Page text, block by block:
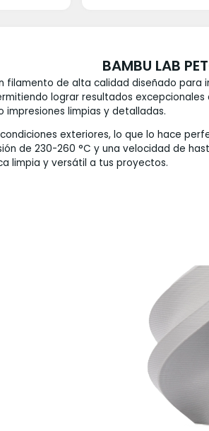
BAMBU LAB
filamento de alta calidad diseñado para
lograr resultados
impresiones limpias y detalladas.
condiciones exteriores, lo que lo hace
de 230-260 °C y una velocidad de
limpia y versátil a tus proyectos.